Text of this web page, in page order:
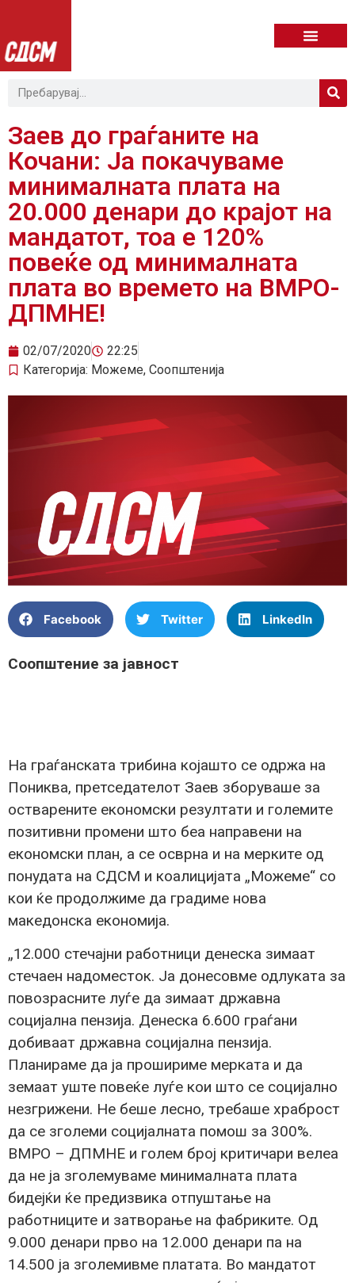
Заев до граѓаните на
Кочани: Ја покачуваме
минималната плата на
20.000 денари до крајот на
мандатот, тоа е 120%
повеќе од минималната
плата во времето на ВМРО-
ДПМНЕ!
02/07/2020
22:25
Категорија: Можеме, Соопштенија
Facebook Twitter LinkedIn
Соопштение за јавност
На граѓанската трибина којашто се одржа на
Пониква, претседателот Заев зборуваше за
остварените економски резултати и големите
позитивни промени што беа направени на
економски план, а се осврна и на мерките од
понудата на СДСМ и коалицијата „Можеме“ со
кои ќе продолжиме да градиме нова
македонска економија.
„12.000 стечајни работници денеска зимаат
стечаен надоместок. Ја донесовме одлуката за
повозрасните луѓе да зимаат државна
социјална пензија. Денеска 6.600 граѓани
добиваат државна социјална пензија.
Планираме да ја прошириме мерката и да
земаат уште повеќе луѓе кои што се социјално
незгрижени. Не беше лесно, требаше храброст
да се зголеми социјалната помош за 300%.
ВМРО – ДПМНЕ и голем број критичари велеа
да не ја зголемуваме минималната плата
бидејќи ќе предизвика отпуштање на
работниците и затворање на фабриките. Од
9.000 денари прво на 12.000 денари па на
14.500 ја зголемивме платата. Во мандатот